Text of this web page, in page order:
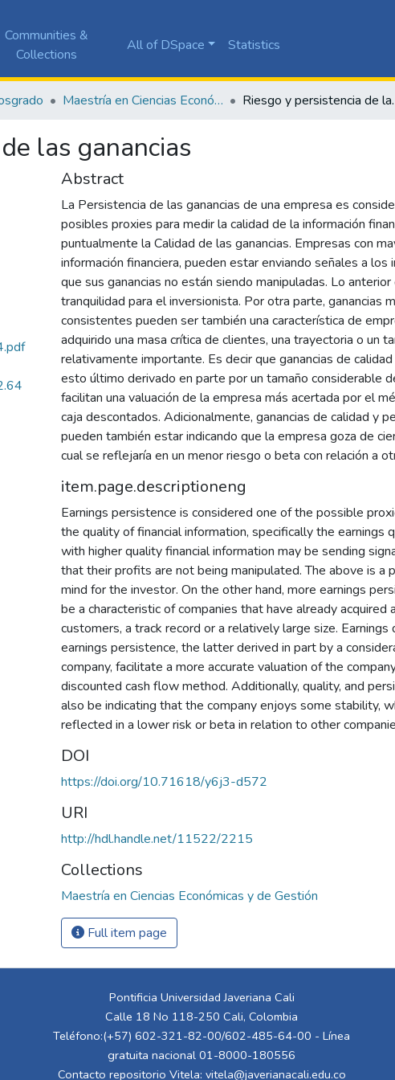
Communities &
Collections
All of DSpace Statistics
Maestría en Ciencias Económicas y de Gestión Riesgo y
las ganancias
Abstract
La Persistencia de las ganancias de una empresa es
posibles proxies para medir la calidad de la información
puntualmente la Calidad de las ganancias. Empresas con
información financiera, pueden estar enviando señales a los
que sus ganancias no están siendo manipuladas. Lo
tranquilidad para el inversionista. Por otra parte, ganancias
consistentes pueden ser también una característica de
adquirido una masa crítica de clientes, una trayectoria o un
relativamente importante. Es decir que ganancias de
esto último derivado en parte por un tamaño considerable
facilitan una valuación de la empresa más acertada por el
caja descontados. Adicionalmente, ganancias de calidad y
pueden también estar indicando que la empresa goza de
cual se reflejaría en un menor riesgo o beta con relación a
item.page.descriptioneng
Earnings persistence is considered one of the possible
the quality of financial information, specifically the earnings
with higher quality financial information may be sending
that their profits are not being manipulated. The above is a
mind for the investor. On the other hand, more earnings
be a characteristic of companies that have already acquired
customers, a track record or a relatively large size. Earnings
earnings persistence, the latter derived in part by a
company, facilitate a more accurate valuation of the
discounted cash flow method. Additionally, quality, and
also be indicating that the company enjoys some stability,
reflected in a lower risk or beta in relation to other
DOI
https://doi.org/10.71618/y6j3-d572
URI
http://hdl.handle.net/11522/2215
Collections
Maestría en Ciencias Económicas y de Gestión
Full item page
Pontificia Universidad Javeriana Cali
Calle 18 No 118-250 Cali, Colombia
Teléfono:(+57) 602-321-82-00/602-485-64-00 - Línea
gratuita nacional 01-8000-180556
Contacto repositorio Vitela: vitela@javerianacali.edu.co